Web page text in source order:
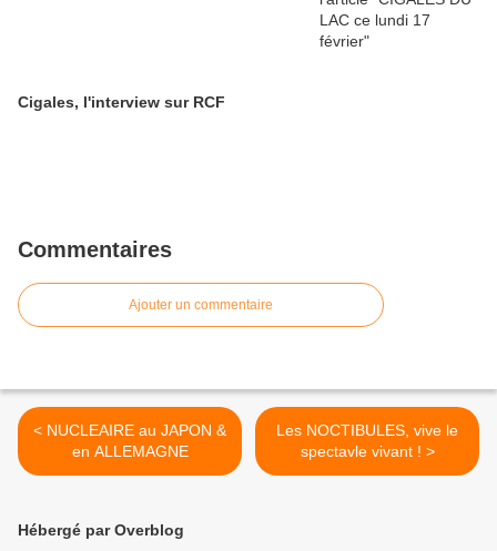
Cigales, l'interview sur RCF
Commentaires
Ajouter un commentaire
< NUCLEAIRE au JAPON &
en ALLEMAGNE
Les NOCTIBULES, vive le
spectavle vivant ! >
Hébergé par Overblog